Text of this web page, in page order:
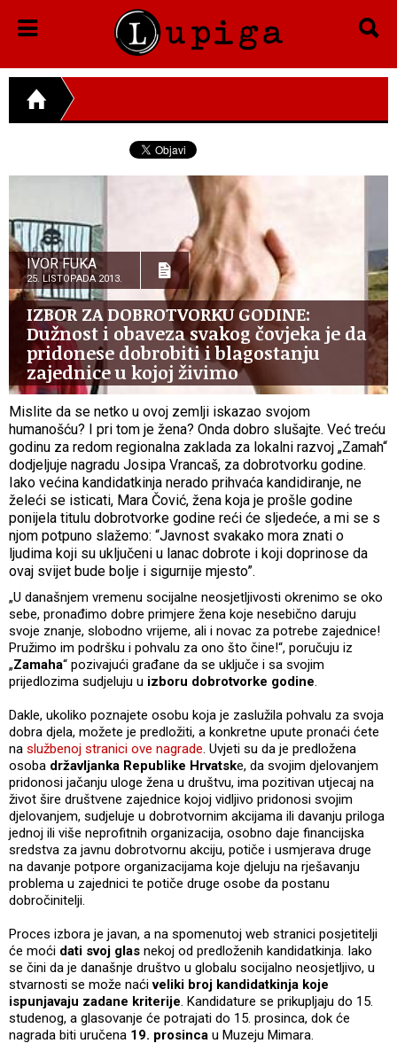
IVOR FUKA
25. LISTOPADA 2013.
IZBOR ZA DOBROTVORKU GODINE:
Dužnost i obaveza svakog čovjeka je da
pridonese dobrobiti i blagostanju
zajednice u kojoj živimo
Mislite da se netko u ovoj zemlji iskazao svojom
humanošću? I pri tom je žena? Onda dobro slušajte. Već treću
godinu za redom regionalna zaklada za lokalni razvoj „Zamah“
dodjeljuje nagradu Josipa Vrancaš, za dobrotvorku godine.
Iako većina kandidatkinja nerado prihvaća kandidiranje, ne
želeći se isticati, Mara Čović, žena koja je prošle godine
ponijela titulu dobrotvorke godine reći će sljedeće, a mi se s
njom potpuno slažemo: “Javnost svakako mora znati o
ljudima koji su uključeni u lanac dobrote i koji doprinose da
ovaj svijet bude bolje i sigurnije mjesto”.
„U današnjem vremenu socijalne neosjetljivosti okrenimo se oko
sebe, pronađimo dobre primjere žena koje nesebično daruju
svoje znanje, slobodno vrijeme, ali i novac za potrebe zajednice!
Pružimo im podršku i pohvalu za ono što čine!“, poručuju iz
„Zamaha“ pozivajući građane da se uključe i sa svojim
prijedlozima sudjeluju u izboru dobrotvorke godine.
Dakle, ukoliko poznajete osobu koja je zaslužila pohvalu za svoja
dobra djela, možete je predložiti, a konkretne upute pronaći ćete
na službenoj stranici ove nagrade. Uvjeti su da je predložena
osoba državljanka Republike Hrvatske, da svojim djelovanjem
pridonosi jačanju uloge žena u društvu, ima pozitivan utjecaj na
život šire društvene zajednice kojoj vidljivo pridonosi svojim
djelovanjem, sudjeluje u dobrotvornim akcijama ili davanju priloga
jednoj ili više neprofitnih organizacija, osobno daje financijska
sredstva za javnu dobrotvornu akciju, potiče i usmjerava druge
na davanje potpore organizacijama koje djeluju na rješavanju
problema u zajednici te potiče druge osobe da postanu
dobročinitelji.
Proces izbora je javan, a na spomenutoj web stranici posjetitelji
će moći dati svoj glas nekoj od predloženih kandidatkinja. Iako
se čini da je današnje društvo u globalu socijalno neosjetljivo, u
stvarnosti se može naćiveliki broj kandidatkinja koje
ispunjavaju zadane kriterije. Kandidature se prikupljaju do 15.
studenog, a glasovanje će potrajati do 15. prosinca, dok će
nagrada biti uručena 19. prosinca u Muzeju Mimara.